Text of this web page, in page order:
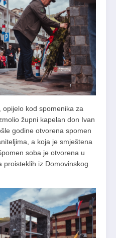
opijelo kod spomenika za
župni kapelan don Ivan
godine otvorena spomen
a koja je smještena
soba je otvorena u
proisteklih iz Domovinskog